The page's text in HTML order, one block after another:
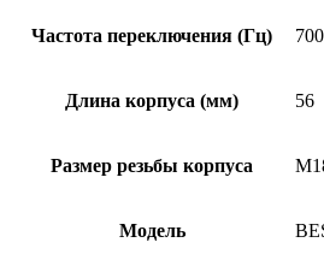
Частота переключения (Гц) 700
Длина корпуса (мм) 56
Размер резьбы корпуса
Модель